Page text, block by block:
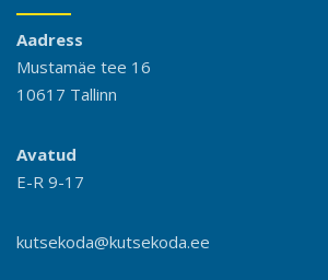
Aadress
Mustamäe tee 16
10617 Tallinn
Avatud
E-R 9-17
kutsekoda@kutsekoda.ee